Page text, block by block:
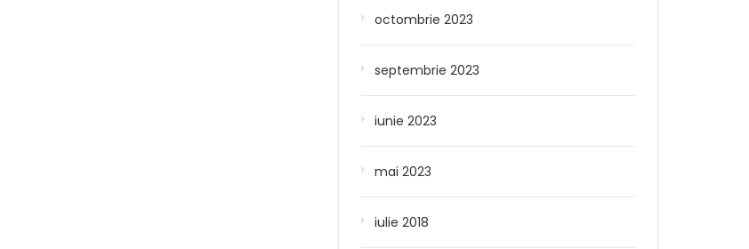
octombrie 2023
septembrie 2023
iunie 2023
mai 2023
iulie 2018